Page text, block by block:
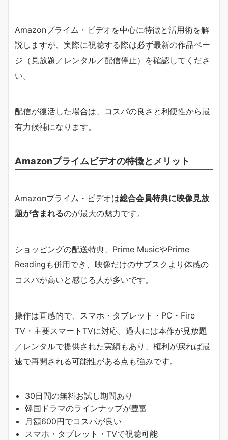
Amazonプライム・ビデオを中心に特徴と活用術を解
説しますが、実際に視聴する際は必ず最新の作品ペー
ジ（見放題／レンタル／配信停止）を確認してくださ
い。
配信が復活した場合は、コスパの良さと利便性から最
有力候補になります。
Amazonプライムビデオの特徴とメリット
Amazonプライム・ビデオは総合会員特典に映像見放
題が含まれるのが最大の魅力です。
ショッピングの配送特典、Prime MusicやPrime
Readingも併用でき、映像だけのサブスクより体感の
コスパが高いと感じる人が多いです。
操作は直感的で、スマホ・タブレット・PC・Fire
TV・主要スマートTVに対応。過去には本作が見放題
／レンタルで提供された実績もあり、権利が戻れば最
速で再開される可能性がある点も強みです。
30日間の無料お試し期間あり
韓国ドラマのラインナップが豊富
月額600円でコスパが良い
スマホ・タブレット・TVで視聴可能